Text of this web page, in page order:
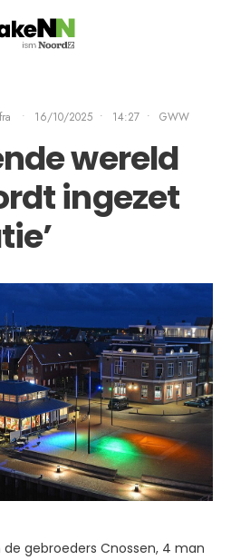
• 16/10/2025 • 14:27 • GWW
wereld
ingezet
de gebroeders Cnossen, 4 man